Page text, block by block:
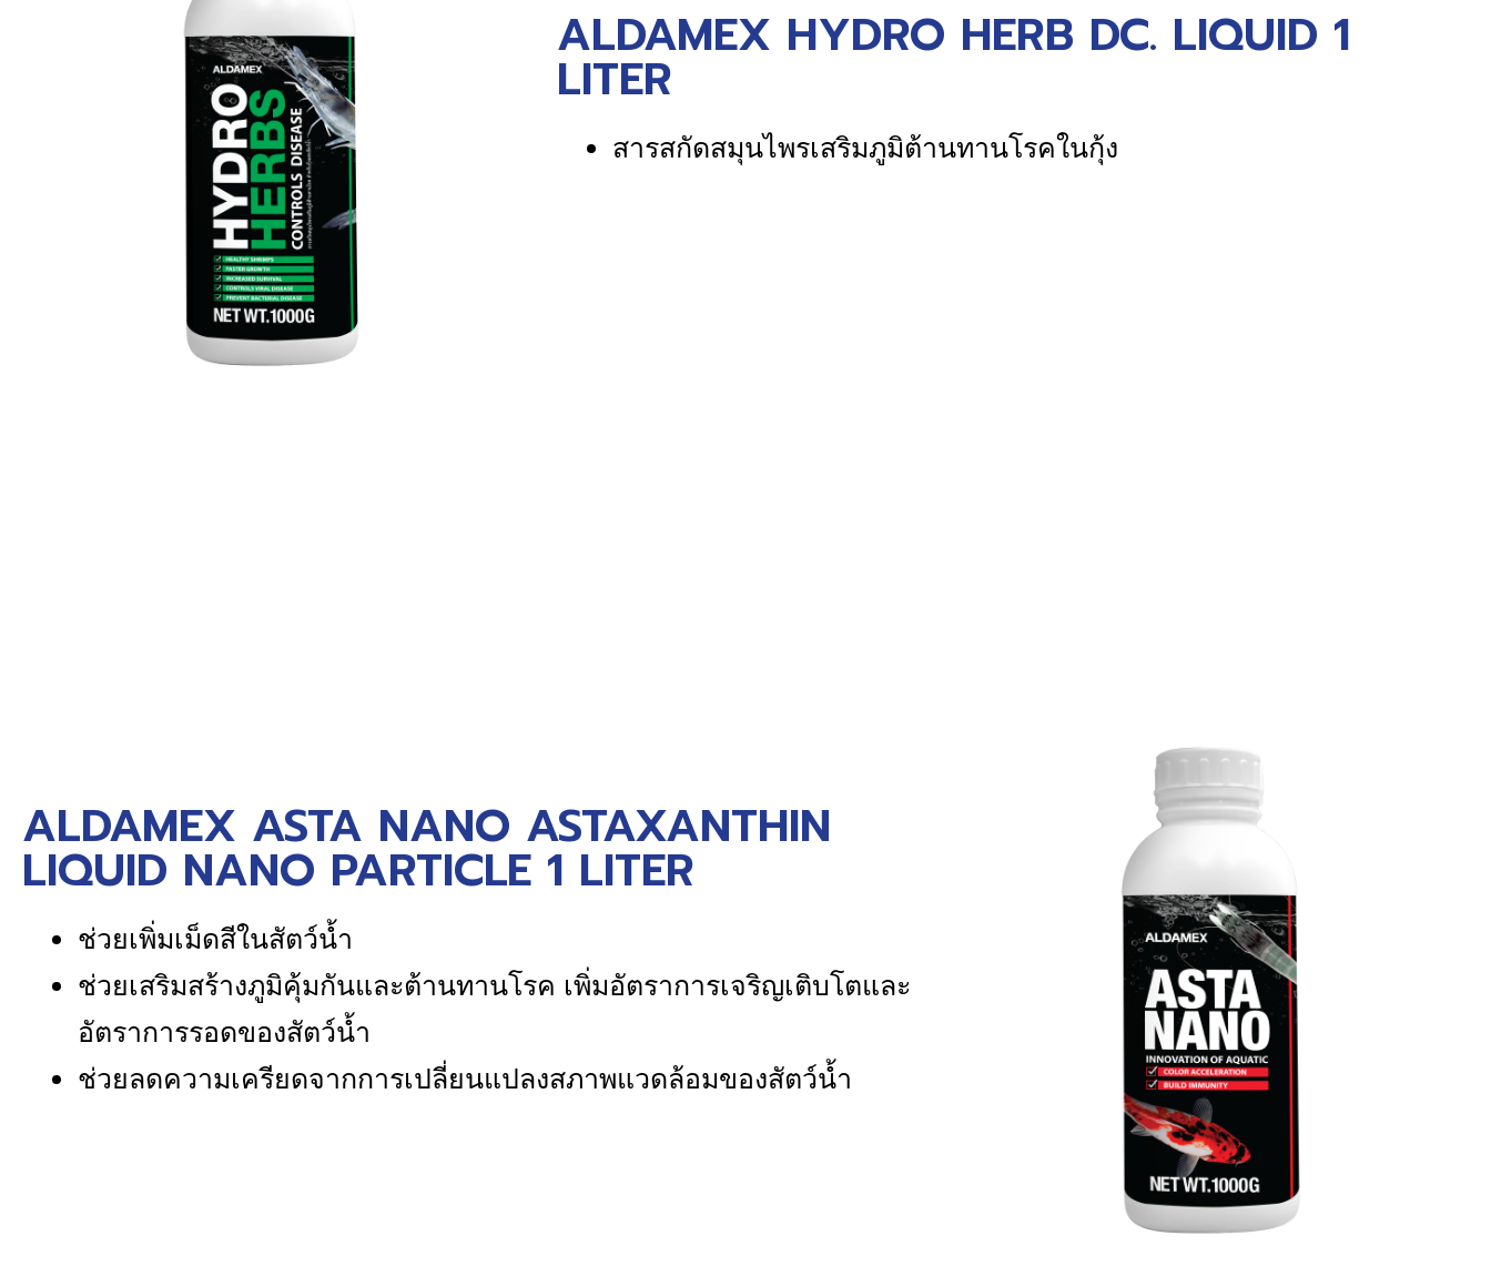
ALDAMEX HYDRO HERB DC. LIQUID 1
LITER
สารสกัดสมุนไพรเสริมภูมิต้านทานโรคในกุ้ง
ALDAMEX ASTA NANO ASTAXANTHIN
LIQUID NANO PARTICLE 1 LITER
ช่วยเพิ่มเม็ดสีในสัตว์น้ำ
ช่วยเสริมสร้างภูมิคุ้มกันและต้านทานโรค เพิ่มอัตราการเจริญเติบโตและ
อัตราการรอดของสัตว์น้ำ
ช่วยลดความเครียดจากการเปลี่ยนแปลงสภาพแวดล้อมของสัตว์น้ำ